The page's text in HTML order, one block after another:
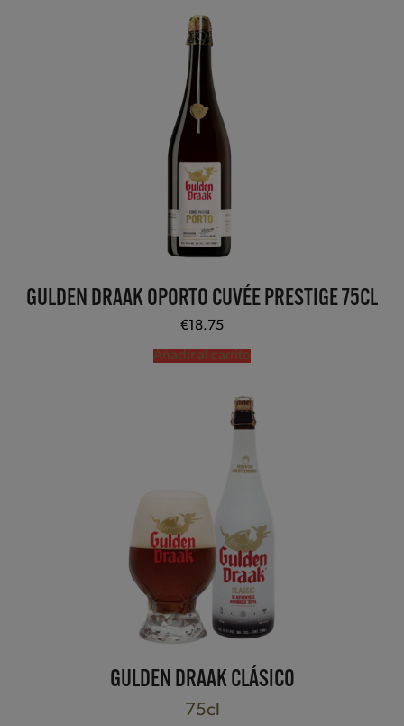
GULDEN DRAAK OPORTO CUVÉE PRESTIGE 75CL
€18.75
Añadir al carrito
GULDEN DRAAK CLÁSICO
75cl